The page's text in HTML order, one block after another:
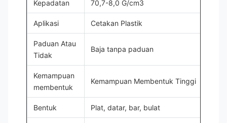
Kepadatan 70,7-8,0 G/cm3
Aplikasi Cetakan Plastik
Paduan Atau
Tidak
Baja tanpa paduan
Kemampuan
membentuk
Kemampuan Membentuk Tinggi
Bentuk Plat, datar, bar, bulat